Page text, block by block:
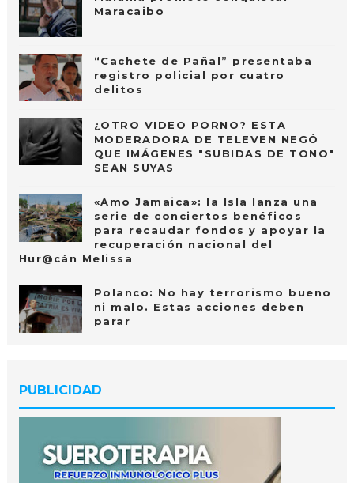
Maracaibo
“Cachete de Pañal” presentaba
registro policial por cuatro
delitos
¿OTRO VIDEO PORNO? ESTA
MODERADORA DE TELEVEN NEGÓ
QUE IMÁGENES "SUBIDAS DE TONO"
SEAN SUYAS
«Amo Jamaica»: la Isla lanza una
serie de conciertos benéficos
para recaudar fondos y apoyar la
recuperación nacional del
Hur@cán Melissa
Polanco: No hay terrorismo bueno
ni malo. Estas acciones deben
parar
PUBLICIDAD